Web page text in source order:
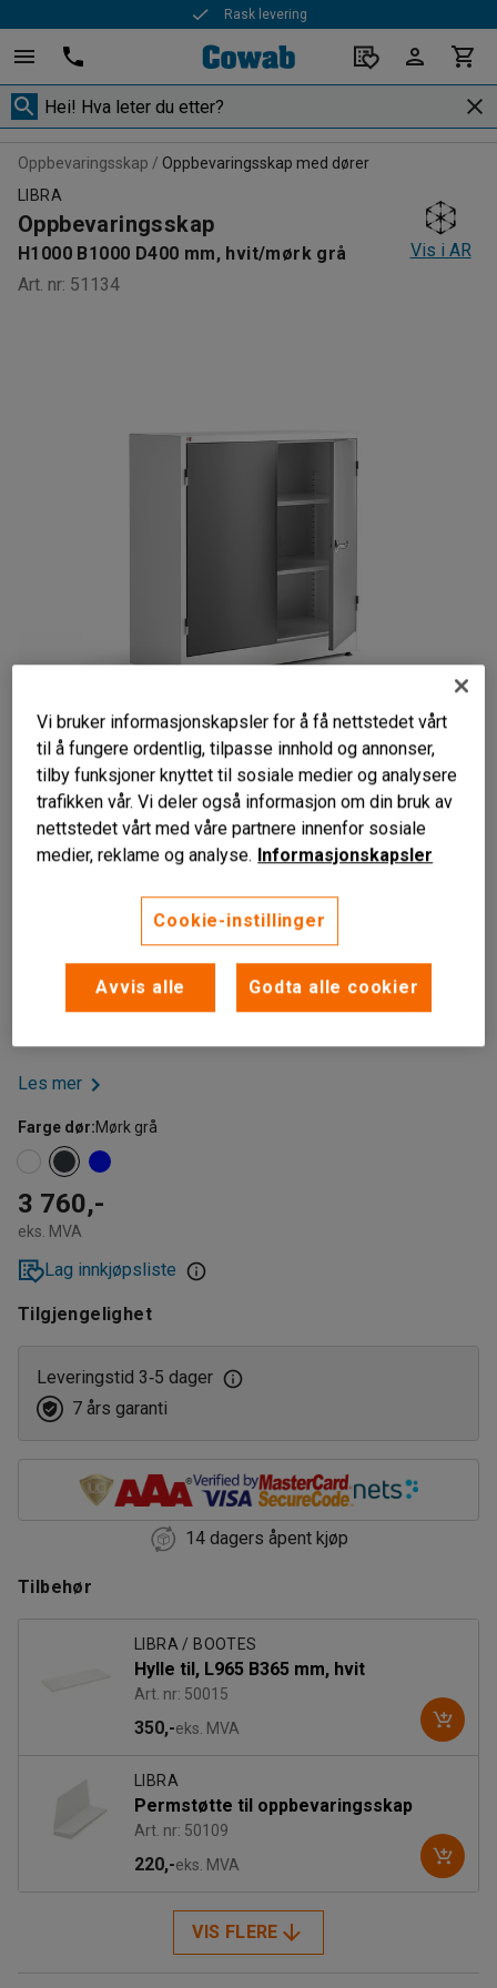
Rask levering
Oppbevaringsskap
Oppbevaringsskap med dører
LIBRA
Oppbevaringsskap
H1000 B1000 D400 mm, hvit/mørk grå
Art. nr: 51134
Vis i AR
Hylleplan fås som tilbehør
Et stabilt skap som kan låses for sikker oppbevaring.
Skapet er utstyrt med en flyttbar hylle og regulerbare
Les mer
Farge dør:Mørk grå
3 760,-
eks. MVA
Lag innkjøpsliste
Tilgjengelighet
Leveringstid 3‑5 dager
7 års garanti
14 dagers åpent kjøp
Tilbehør
LIBRA / BOOTES
Hylle til, L965 B365 mm, hvit
Art. nr: 50015
350,-eks. MVA
LIBRA
Permstøtte til oppbevaringsskap
Art. nr: 50109
220,-eks. MVA
VIS FLERE
Vi bruker informasjonskapsler for å få nettstedet vårt
til å fungere ordentlig, tilpasse innhold og annonser,
tilby funksjoner knyttet til sosiale medier og analysere
trafikken vår. Vi deler også informasjon om din bruk av
nettstedet vårt med våre partnere innenfor sosiale
medier, reklame og analyse. Informasjonskapsler
Cookie-instillinger
Avvis alle Godta alle cookier